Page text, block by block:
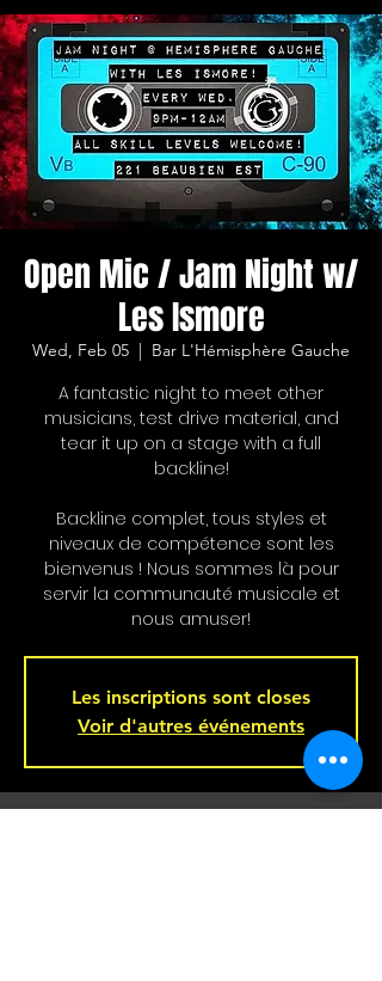
Open Mic / Jam Night w/
Les Ismore
Wed, Feb 05 Bar L'Hémisphère Gauche
A fantastic night to meet other
musicians, test drive material, and
tear it up on a stage with a full
backline!
Backline complet, tous styles et
niveaux de compétence sont les
bienvenus ! Nous sommes là pour
servir la communauté musicale et
nous amuser!
Les inscriptions sont closes
Voir d'autres événements